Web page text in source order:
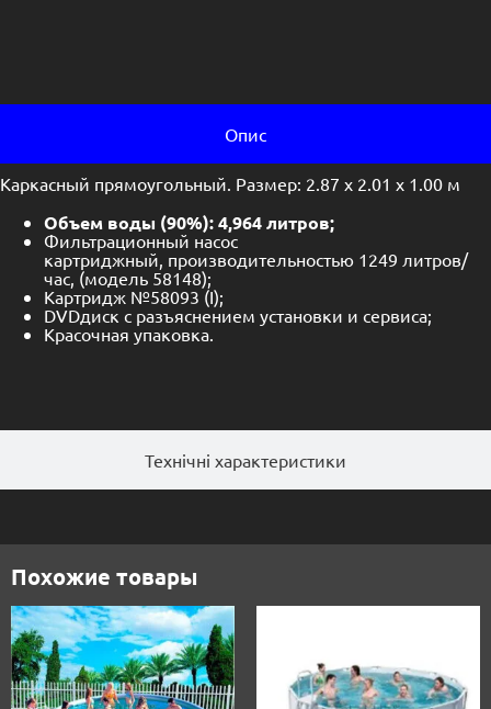
Опис
Технічні характеристики
Каркасный прямоугольный. Размер: 2.87 х 2.01 х 1.00 м
Объем воды (90%): 4,964 литров;
Фильтрационный насос
картриджный, производительностью 1249 литров/
час, (модель 58148);
Картридж №58093 (I);
DVDдиск с разъяснением установки и сервиса;
Красочная упаковка.
Похожие товары